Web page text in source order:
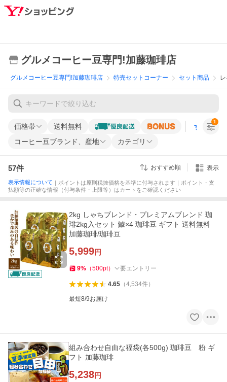
グルメコーヒー豆専門!加藤珈琲店
グルメコーヒー豆専門!加藤珈琲店 特売セットコーナー セット商品
価格帯 送料無料 すべての条
コーヒー豆ブランド、産地 カテゴリ
1
57件 おすすめ順 表示
表示情報について ｜ポイントは原則税抜価格を基準に付与されます｜ポイント・支
払額等の正確な情報（付与条件・上限等）はカートをご確認ください
2kg しゃちブレンド・プレミアムブレンド 珈
琲2kg入セット 鯱×4 珈琲豆 ギフト 送料無料
加藤珈琲/珈琲豆
5,999円
9% （500pt） 要エントリー
4.65（4,534件）
最短8/9お届け
組み合わせ自由な福袋(各500g) 珈琲豆 粉 ギ
フト 加藤珈琲
5,238円